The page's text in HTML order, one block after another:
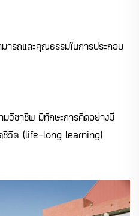
รถและคุณธรรมในการประกอบ
วิชาชีพ มีทักษะการคิดอย่างมี
ชีวิต (life-long learning)